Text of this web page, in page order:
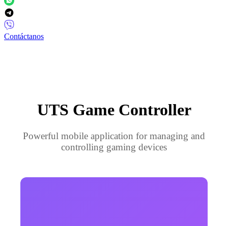
Contáctanos
UTS Game Controller
Powerful mobile application for managing and
controlling gaming devices